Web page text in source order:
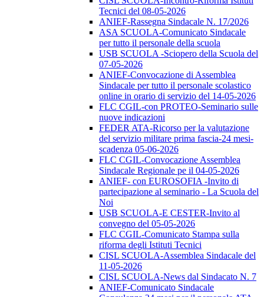
Tecnici del 08-05-2026
ANIEF-Rassegna Sindacale N. 17/2026
ASA SCUOLA-Comunicato Sindacale
per tutto il personale della scuola
USB SCUOLA -Sciopero della Scuola del
07-05-2026
ANIEF-Convocazione di Assemblea
Sindacale per tutto il personale scolastico
online in orario di servizio del 14-05-2026
FLC CGIL-con PROTEO-Seminario sulle
nuove indicazioni
FEDER ATA-Ricorso per la valutazione
del servizio militare prima fascia-24 mesi-
scadenza 05-06-2026
FLC CGIL-Convocazione Assemblea
Sindacale Regionale pe il 04-05-2026
ANIEF- con EUROSOFIA -Invito di
partecipazione al seminario - La Scuola del
Noi
USB SCUOLA-E CESTER-Invito al
convegno del 05-05-2026
FLC CGIL-Comunicato Stampa sulla
riforma degli Istituti Tecnici
CISL SCUOLA-Assemblea Sindacale del
11-05-2026
CISL SCUOLA-News dal Sindacato N. 7
ANIEF-Comunicato Sindacale